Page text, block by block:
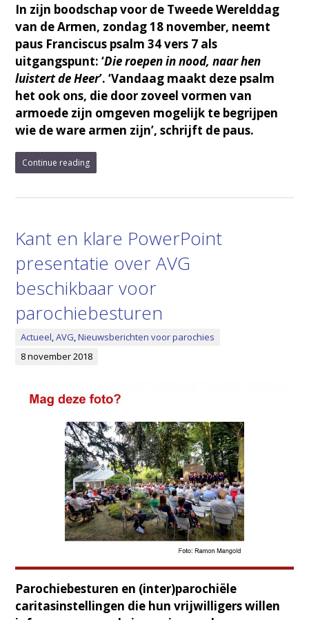
In zijn boodschap voor de Tweede Werelddag
van de Armen, zondag 18 november, neemt
paus Franciscus psalm 34 vers 7 als
uitgangspunt: ‘Die roepen in nood, naar hen
luistert de Heer’. ‘Vandaag maakt deze psalm
het ook ons, die door zoveel vormen van
armoede zijn omgeven mogelijk te begrijpen
wie de ware armen zijn’, schrijft de paus.
Continue reading
Kant en klare PowerPoint
presentatie over AVG
beschikbaar voor
parochiebesturen
Actueel ,AVG ,Nieuwsberichten voor parochies
8 november 2018
Parochiebesturen en (inter)parochiële
caritasinstellingen die hun vrijwilligers willen